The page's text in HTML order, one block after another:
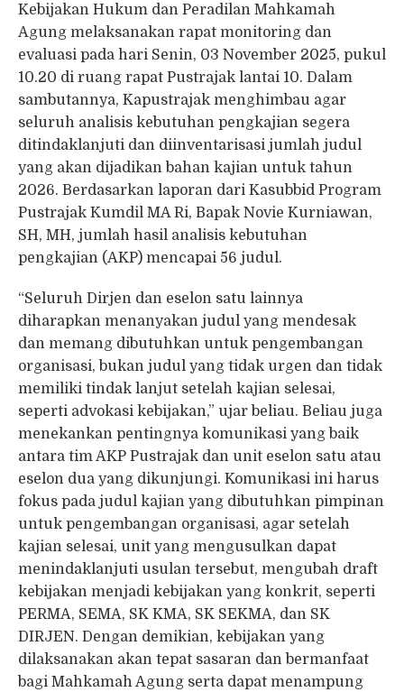
Kebijakan Hukum dan Peradilan Mahkamah
Agung melaksanakan rapat monitoring dan
evaluasi pada hari Senin, 03 November 2025, pukul
10.20 di ruang rapat Pustrajak lantai 10. Dalam
sambutannya, Kapustrajak menghimbau agar
seluruh analisis kebutuhan pengkajian segera
ditindaklanjuti dan diinventarisasi jumlah judul
yang akan dijadikan bahan kajian untuk tahun
2026. Berdasarkan laporan dari Kasubbid Program
Pustrajak Kumdil MA Ri, Bapak Novie Kurniawan,
SH, MH, jumlah hasil analisis kebutuhan
pengkajian (AKP) mencapai 56 judul.
“Seluruh Dirjen dan eselon satu lainnya
diharapkan menanyakan judul yang mendesak
dan memang dibutuhkan untuk pengembangan
organisasi, bukan judul yang tidak urgen dan tidak
memiliki tindak lanjut setelah kajian selesai,
seperti advokasi kebijakan,” ujar beliau. Beliau juga
menekankan pentingnya komunikasi yang baik
antara tim AKP Pustrajak dan unit eselon satu atau
eselon dua yang dikunjungi. Komunikasi ini harus
fokus pada judul kajian yang dibutuhkan pimpinan
untuk pengembangan organisasi, agar setelah
kajian selesai, unit yang mengusulkan dapat
menindaklanjuti usulan tersebut, mengubah draft
kebijakan menjadi kebijakan yang konkrit, seperti
PERMA, SEMA, SK KMA, SK SEKMA, dan SK
DIRJEN. Dengan demikian, kebijakan yang
dilaksanakan akan tepat sasaran dan bermanfaat
bagi Mahkamah Agung serta dapat menampung